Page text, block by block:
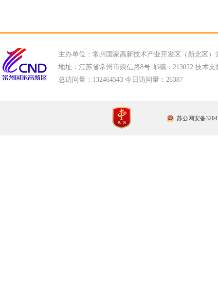
主办单位：常州国家高新技术产业开发区（新北区）
地址：江苏省常州市崇信路8号 邮编：213022 技术支
总访问量： 132464543 今日访问量： 26387
苏公网安备